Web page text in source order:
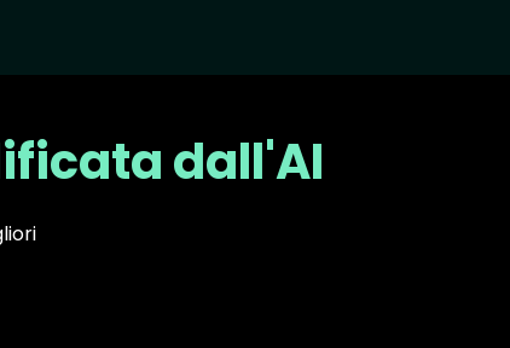
dall'AI